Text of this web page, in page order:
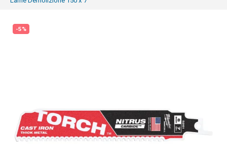
-5%